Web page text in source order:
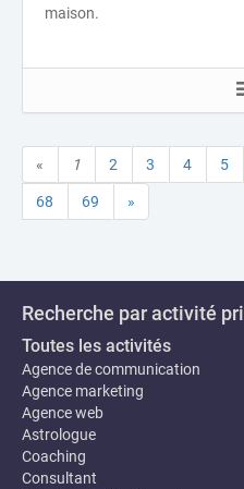
maison.
« 1 2 3 4 5
68 69 »
Recherche par activité
Toutes les activités
Agence de communication
Agence marketing
Agence web
Astrologue
Coaching
Consultant